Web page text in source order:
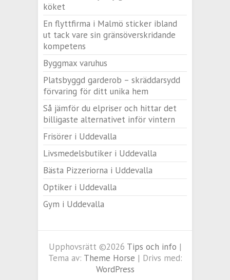
köket
En flyttfirma i Malmö sticker ibland
ut tack vare sin gränsöverskridande
kompetens
Byggmax varuhus
Platsbyggd garderob – skräddarsydd
förvaring för ditt unika hem
Så jämför du elpriser och hittar det
billigaste alternativet inför vintern
Frisörer i Uddevalla
Livsmedelsbutiker i Uddevalla
Bästa Pizzeriorna i Uddevalla
Optiker i Uddevalla
Gym i Uddevalla
Upphovsrätt ©2026 Tips och info |
Tema av: Theme Horse | Drivs med:
WordPress